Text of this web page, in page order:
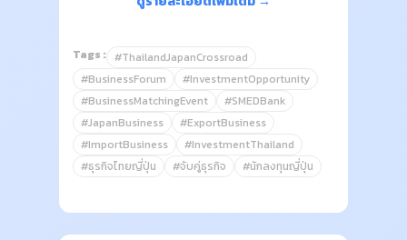
Tags : #ThailandJapanCrossroad
#BusinessForum
#InvestmentOpportunity
#BusinessMatchingEvent
#SMEDBank
#JapanBusiness
#ExportBusiness
#ImportBusiness
#InvestmentThailand
#ธุรกิจไทยญี่ปุ่น
#จับคู่ธุรกิจ #นักลงทุนญี่ปุ่น